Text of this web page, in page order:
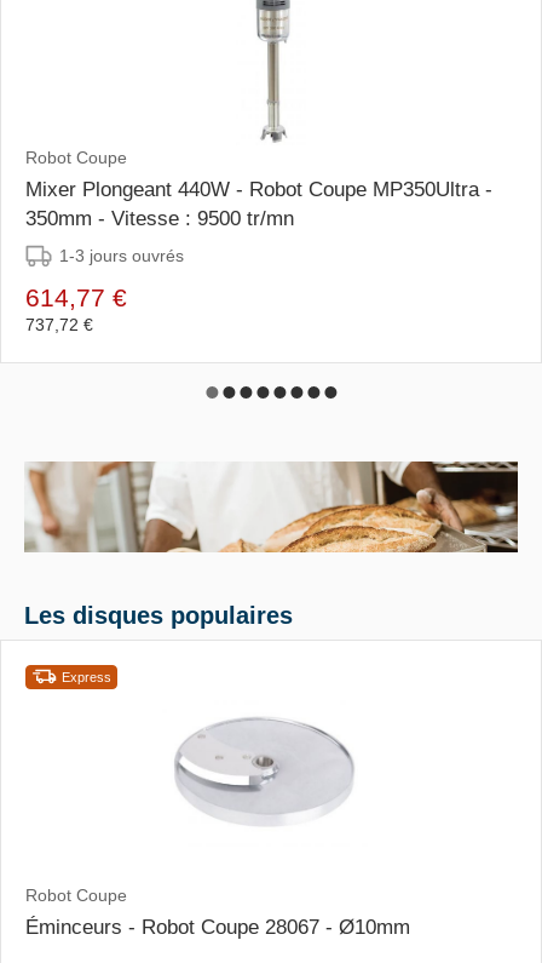
Robot Coupe
Mixer Plongeant 440W - Robot Coupe MP350Ultra -
350mm - Vitesse : 9500 tr/mn
1-3 jours ouvrés
614,77 €
737,72 €
Les disques populaires
Express
Robot Coupe
Éminceurs - Robot Coupe 28067 - Ø10mm